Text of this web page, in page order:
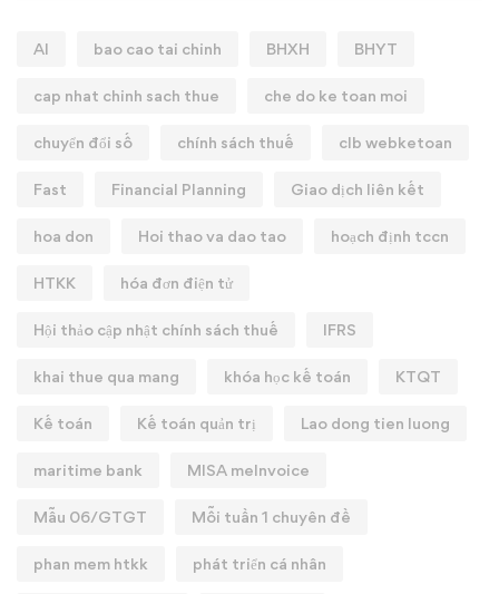
AI bao cao tai chinh BHXH BHYT
cap nhat chinh sach thue che do ke toan moi
chuyển đổi số chính sách thuế clb webketoan
Fast Financial Planning Giao dịch liên kết
hoa don Hoi thao va dao tao hoạch định tccn
HTKK hóa đơn điện tử
Hội thảo cập nhật chính sách thuế IFRS
khai thue qua mang khóa học kế toán KTQT
Kế toán Kế toán quản trị Lao dong tien luong
maritime bank MISA meInvoice
Mẫu 06/GTGT Mỗi tuần 1 chuyên đề
phan mem htkk phát triển cá nhân